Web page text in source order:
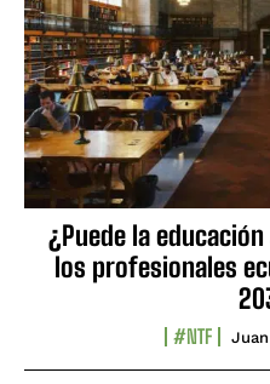
¿Puede la
los profesionales
#NTF